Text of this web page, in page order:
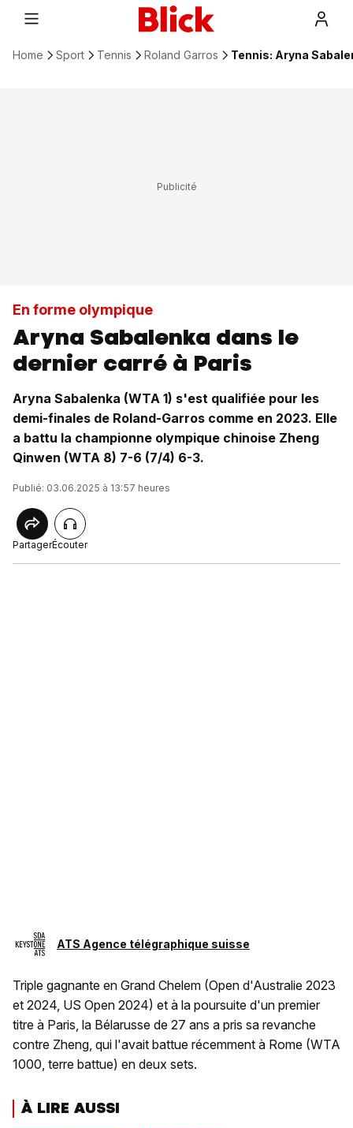
Home Sport Tennis Roland Garros Tennis: Aryna
En forme olympique
Aryna Sabalenka dans le
dernier carré à Paris
Aryna Sabalenka (WTA 1) s'est qualifiée pour les
demi-finales de Roland-Garros comme en 2023. Elle
a battu la championne olympique chinoise Zheng
Qinwen (WTA 8) 7-6 (7/4) 6-3.
Publié: 03.06.2025 à 13:57 heures
PartagerÉcouter
ATS Agence télégraphique suisse
Triple gagnante en Grand Chelem (Open d'Australie 2023
et 2024, US Open 2024) et à la poursuite d'un premier
titre à Paris, la Bélarusse de 27 ans a pris sa revanche
contre Zheng, qui l'avait battue récemment à Rome (WTA
1000, terre battue) en deux sets.
À LIRE AUSSI